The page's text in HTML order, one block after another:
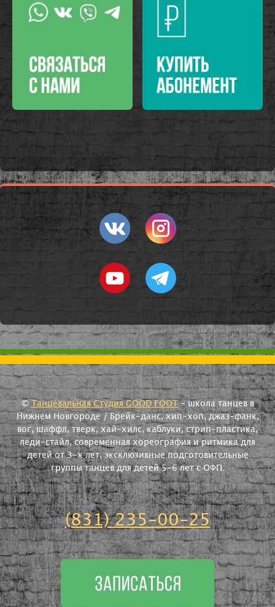
© Танцевальная Студия GOOD FOOT- школа танцев в
Нижнем Новгороде / Брейк-данс, хип-хоп, джаз-фанк,
вог, шаффл, тверк, хай-хилс, каблуки, стрип-пластика,
леди-стайл, современная хореография и ритмика для
детей от 3-х лет, эксклюзивные подготовительные
группы танцев для детей 5-6 лет с ОФП.
(831) 235-00-25